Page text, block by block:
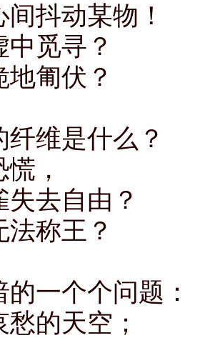
抖动某物！
中觅寻？
地匍伏？
纤维是什么？
，
失去自由？
称王？
一个个问题：
的天空；